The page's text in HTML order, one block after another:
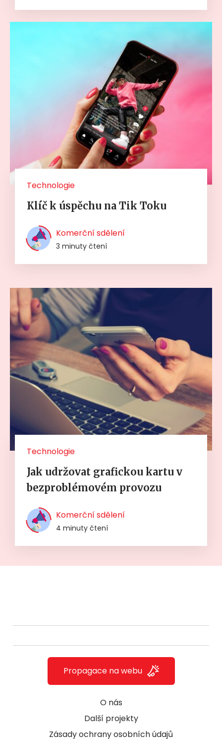
Technologie
Klíč k úspěchu na Tik Toku
Komerční sdělení
3 minuty čtení
Technologie
Jak udržovat grafickou kartu v
bezproblémovém provozu
Komerční sdělení
4 minuty čtení
O nás
Další projekty
Zásady ochrany osobních údajů
Propagace na webu